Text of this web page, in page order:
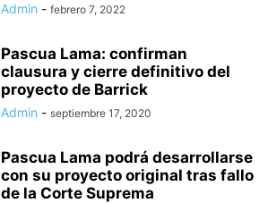
Admin - febrero 7, 2022
Pascua Lama: confirman
clausura y cierre definitivo del
proyecto de Barrick
Admin - septiembre 17, 2020
Pascua Lama podrá desarrollarse
con su proyecto original tras fallo
de la Corte Suprema